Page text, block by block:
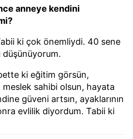
anneye kendini
ki çok önemliydi. 40 sene
düşünüyorum.
ki eğitim görsün,
sahibi olsun, hayata
güveni artsın, ayaklarının
evlilik diyordum. Tabii ki